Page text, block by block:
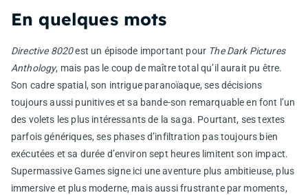
En quelques mots
Directive 8020est un épisode important pour The Dark Pictures
Anthology, mais pas le coup de maître total qu’il aurait pu être.
Son cadre spatial, son intrigue paranoïaque, ses décisions
toujours aussi punitives et sa bande-son remarquable en font l’un
des volets les plus intéressants de la saga. Pourtant, ses textes
parfois génériques, ses phases d’infiltration pas toujours bien
exécutées et sa durée d’environ sept heures limitent son impact.
Supermassive Games signe ici une aventure plus ambitieuse, plus
immersive et plus moderne, mais aussi frustrante par moments,